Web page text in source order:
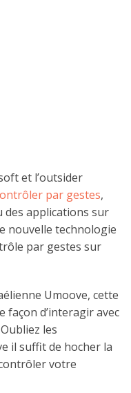
et l’outsider
par gestes,
des applications sur
nouvelle technologie
par gestes sur
Umoove, cette
façon d’interagir avec
les
il suffit de hocher la
votre